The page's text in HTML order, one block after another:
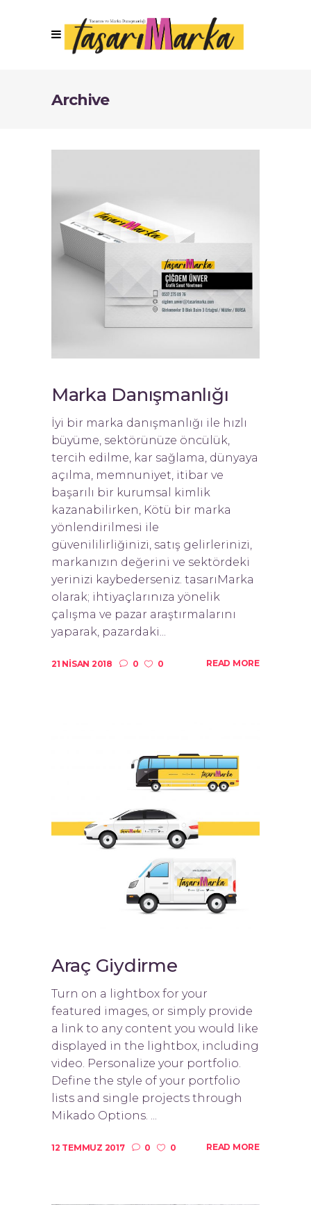
Archive
Marka Danışmanlığı
İyi bir marka danışmanlığı ile hızlı
büyüme, sektörünüze öncülük,
tercih edilme, kar sağlama, dünyaya
açılma, memnuniyet, itibar ve
başarılı bir kurumsal kimlik
kazanabilirken, Kötü bir marka
yönlendirilmesi ile
güvenililirliğinizi, satış gelirlerinizi,
markanızın değerini ve sektördeki
yerinizi kaybederseniz. tasarıMarka
olarak; ihtiyaçlarınıza yönelik
çalışma ve pazar araştırmalarını
yaparak, pazardaki...
21 NISAN 2018 0 0 READ MORE
Araç Giydirme
Turn on a lightbox for your
featured images, or simply provide
a link to any content you would like
displayed in the lightbox, including
video. Personalize your portfolio.
Define the style of your portfolio
lists and single projects through
Mikado Options. ...
12 TEMMUZ 2017 0 0 READ MORE